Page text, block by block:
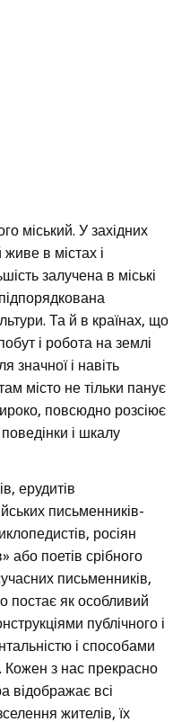
міський. У західних
в містах і
залучена в міські
Та й в країнах, що
і робота на землі
значної і навіть
місто не тільки панує
повсюдно розсіює
і шкалу
ерудитів
письменників-
росіян
або поетів срібного
письменників,
постає як особливий
публічного і
і способами
Кожен з нас прекрасно
відображає всі
жителів, їх